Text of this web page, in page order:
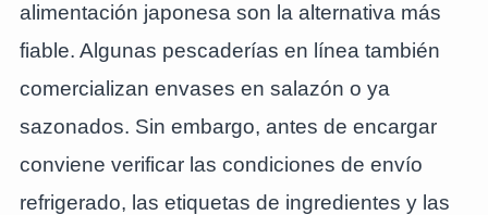
alimentación japonesa son la alternativa más
fiable. Algunas pescaderías en línea también
comercializan envases en salazón o ya
sazonados. Sin embargo, antes de encargar
conviene verificar las condiciones de envío
refrigerado, las etiquetas de ingredientes y las